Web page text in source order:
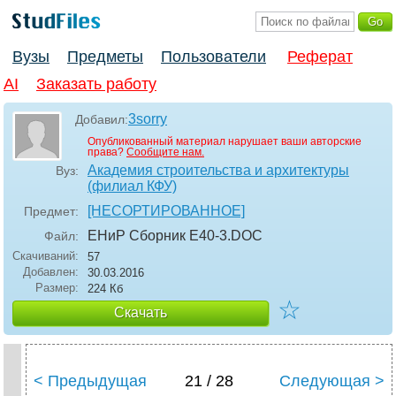
Вузы Предметы Пользователи
Реферат
AI
Заказать работу
Добавил:3sorry
Опубликованный материал нарушает ваши авторские
права? Сообщите нам.
Вуз:
Академия строительства и архитектуры
(филиал КФУ)
Предмет: [НЕСОРТИРОВАННОЕ]
Файл: ЕНиР Сборник Е40-3.DOC
Скачиваний:
57
Добавлен:
30.03.2016
Размер:
224 Кб
Скачать ☆
< Предыдущая 21 / 28 Следующая >